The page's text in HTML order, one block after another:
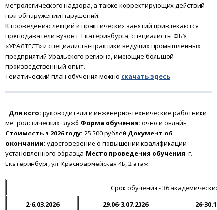
метрологического надзора, а также корректирующих действий
при обнаружении нарушений.
К проведению лекций и практических занятий привлекаются
преподаватели вузов г. Екатеринбурга, специалисты ФБУ
«УРАЛТЕСТ» и специалисты-практики ведущих промышленных
предприятий Уральского региона, имеющие большой
производственный опыт.
Тематический план обучения можно скачатьздесь
Для кого: руководители и инженерно-технические работники
метрологических служб Форма обучения: очно и онлайн
Стоимость в 2026 году: 25 500 рублей Документ об
окончании: удостоверение о повышении квалификации
установленного образца Место проведения обучения: г.
Екатеринбург, ул. Красноармейская 4Б, 2 этаж
Срок обучения - 36
2-6.03.2026
29.06-3.07.2026
26-